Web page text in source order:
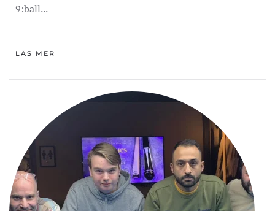
9:ball...
LÄS MER